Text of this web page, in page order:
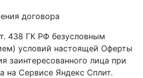
договора
438 ГК РФ безусловным
условий настоящей Оферты
заинтересованного лица при
на Сервисе Яндекс Сплит.